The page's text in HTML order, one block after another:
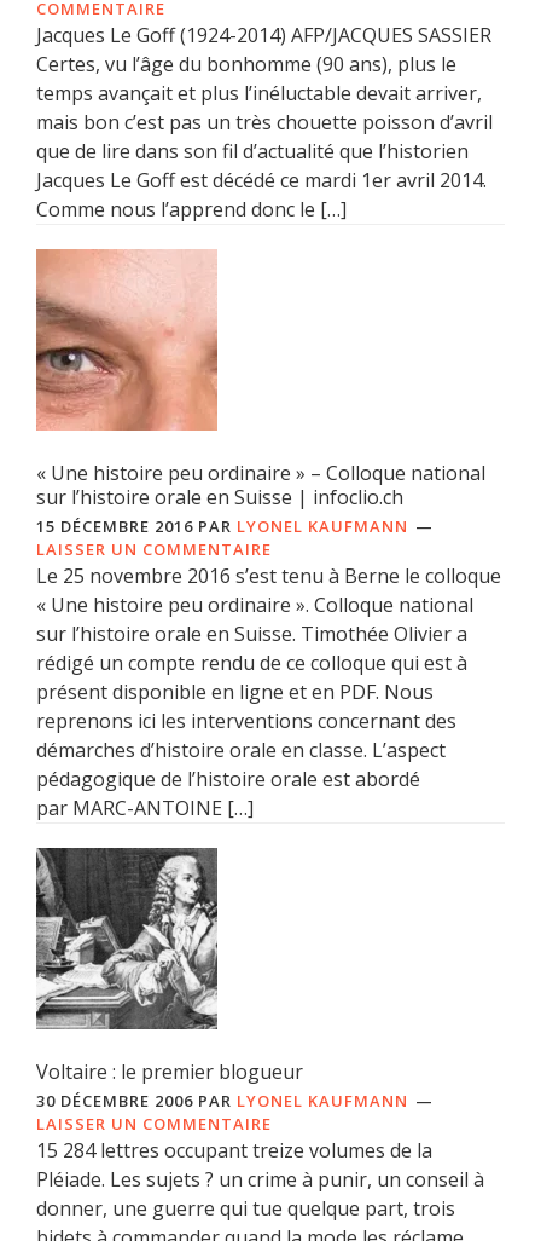
COMMENTAIRE
Jacques Le Goff (1924-2014) AFP/JACQUES SASSIER
Certes, vu l’âge du bonhomme (90 ans), plus le
temps avançait et plus l’inéluctable devait arriver,
mais bon c’est pas un très chouette poisson d’avril
que de lire dans son fil d’actualité que l’historien
Jacques Le Goff est décédé ce mardi 1er avril 2014.
Comme nous l’apprend donc le […]
« Une histoire peu ordinaire » – Colloque national
sur l’histoire orale en Suisse | infoclio.ch
15 DÉCEMBRE 2016 PAR LYONEL KAUFMANN
LAISSER UN COMMENTAIRE
Le 25 novembre 2016 s’est tenu à Berne le colloque
« Une histoire peu ordinaire ». Colloque national
sur l’histoire orale en Suisse. Timothée Olivier a
rédigé un compte rendu de ce colloque qui est à
présent disponible en ligne et en PDF. Nous
reprenons ici les interventions concernant des
démarches d’histoire orale en classe. L’aspect
pédagogique de l’histoire orale est abordé
par MARC-ANTOINE […]
Voltaire : le premier blogueur
30 DÉCEMBRE 2006 PAR LYONEL KAUFMANN
LAISSER UN COMMENTAIRE
15 284 lettres occupant treize volumes de la
Pléiade. Les sujets ? un crime à punir, un conseil à
donner, une guerre qui tue quelque part, trois